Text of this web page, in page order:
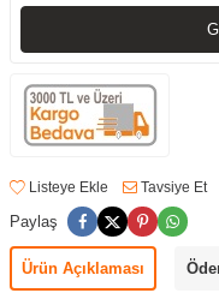
Listeye Ekle Tavsiye Et
Paylaş
Ürün Açıklaması